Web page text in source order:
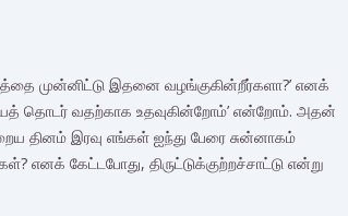
முன்னிட்டு இதனை வழங்குகின்றீர்களா?’ எனக்
தொடர் வதற்காக உதவுகின்றோம்’ என்றோம். அதன்
தினம் இரவு எங்கள் ஐந்து பேரை சுன்னாகம்
கேட்டபோது, திருட்டுக்குற்றச்சாட்டு என்று